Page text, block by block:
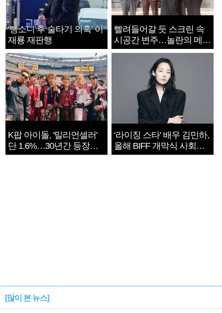
‘뺑소니 후 술타기 의혹’ 이
재룡 재판행
빨려들어갈 듯 스크린 속
시공간 변주…놀란의 메시
지는 ‘전쟁 속죄’
K팝 아이돌, '밀리언셀러'
단 1.6%…30년간 등장
1182개팀 전수조사
‘라이징 스타’ 배우 김민하,
올해 BIFF 개막식 사회자
확정
[많이 본 뉴스]